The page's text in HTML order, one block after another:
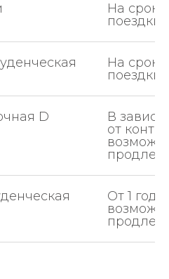
На сроки
поездки
На сроки
поездки
D
В
от
От 1 года